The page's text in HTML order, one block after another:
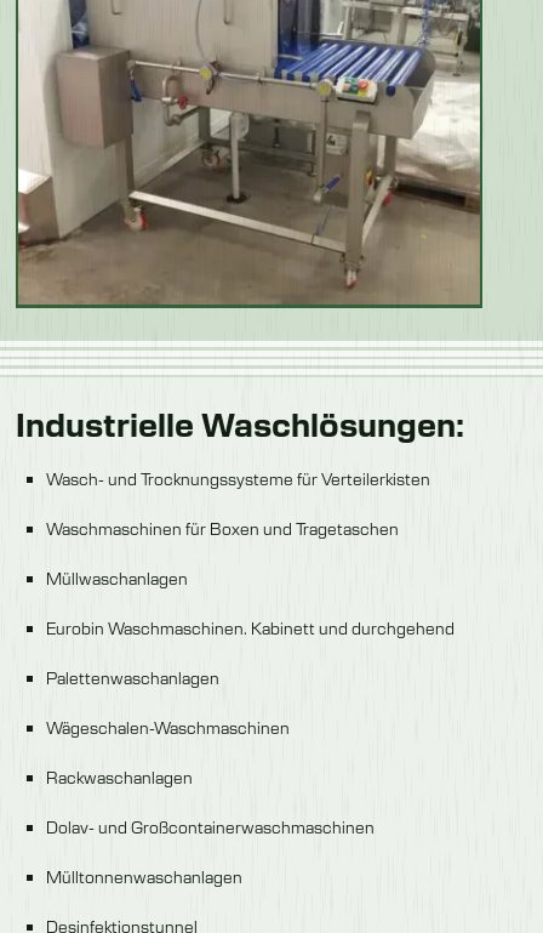
Industrielle Waschlösungen:
Wasch- und Trocknungssysteme für Verteilerkisten
Waschmaschinen für Boxen und Tragetaschen
Müllwaschanlagen
Eurobin Waschmaschinen. Kabinett und durchgehend
Palettenwaschanlagen
Wägeschalen-Waschmaschinen
Rackwaschanlagen
Dolav- und Großcontainerwaschmaschinen
Mülltonnenwaschanlagen
Desinfektionstunnel